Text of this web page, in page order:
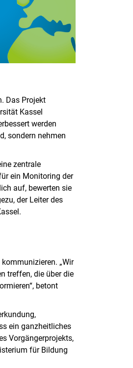
Das Projekt
Kassel
werden
sondern nehmen
zentrale
ein Monitoring der
auf, bewerten sie
der Leiter des
„Wir
treffen, die über die
betont
ein ganzheitliches
Vorgängerprojekts,
für Bildung